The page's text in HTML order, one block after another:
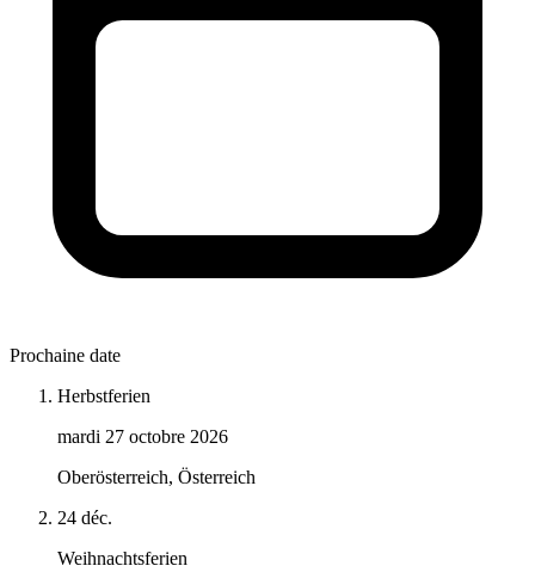
Prochaine date
Herbstferien
mardi 27 octobre 2026
Oberösterreich, Österreich
24 déc.
Weihnachtsferien